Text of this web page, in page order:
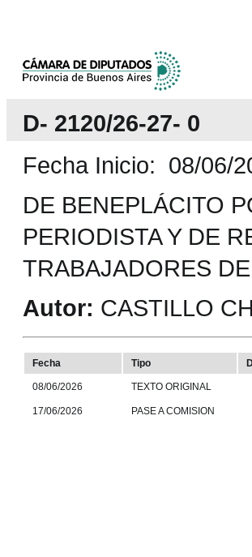
D- 2120/26-27- 0
Fecha Inicio: 08/06/
DE BENEPLÁCITO
PERIODISTA Y DE
TRABAJADORES
Autor: CASTILLO
Fecha Tipo
08/06/2026 TEXTO ORIGINAL
17/06/2026 PASE A COMISION